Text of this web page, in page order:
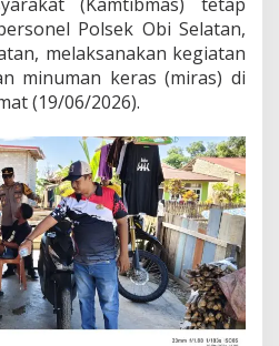
Polsek Obi Selatan,
melaksanakan kegiatan
minuman keras (miras) di
(19/06/2026).